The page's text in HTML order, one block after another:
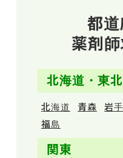
都
薬剤
北海道・東北
北海道 青森 岩手
福島
関東